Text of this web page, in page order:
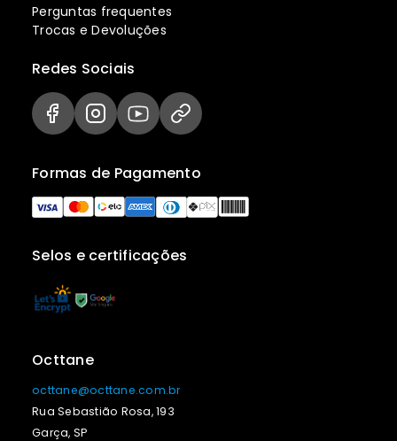
Perguntas frequentes
Trocas e Devoluções
Selos e certificações
Formas de Pagamento
Redes Sociais
Octtane
octtane@octtane.com.br
Rua Sebastião Rosa, 193
Garça, SP